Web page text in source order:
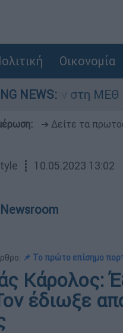
Οικονομία
NEWS:
στη ΜΕΘ Νεογνών
➔ Δείτε τα
┋ 10.05.2023 13:02
Newsroom
📌 Το πρώτο επίσημο
Κάρολος:
έδιωξε